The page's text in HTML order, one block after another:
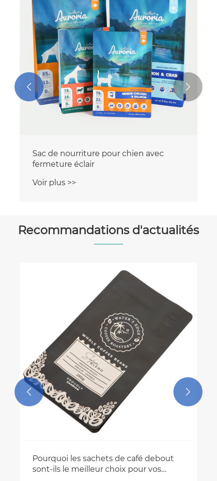
Sac de nourriture pour chien avec
fermeture éclair
Voir plus >>
 
Recommandations d'actualités
Pourquoi les sachets de café debout
sont-ils le meilleur choix pour vos
 